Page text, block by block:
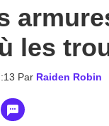
les
Par Raiden Robin